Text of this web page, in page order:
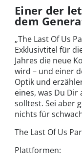
Einer der
dem
„The Last Of Us
Exklusivtitel für
Jahres die neue
wird – und einer
Optik und
eines, was Du Dir
solltest. Sei aber
nichts für
The Last Of Us
Plattformen: